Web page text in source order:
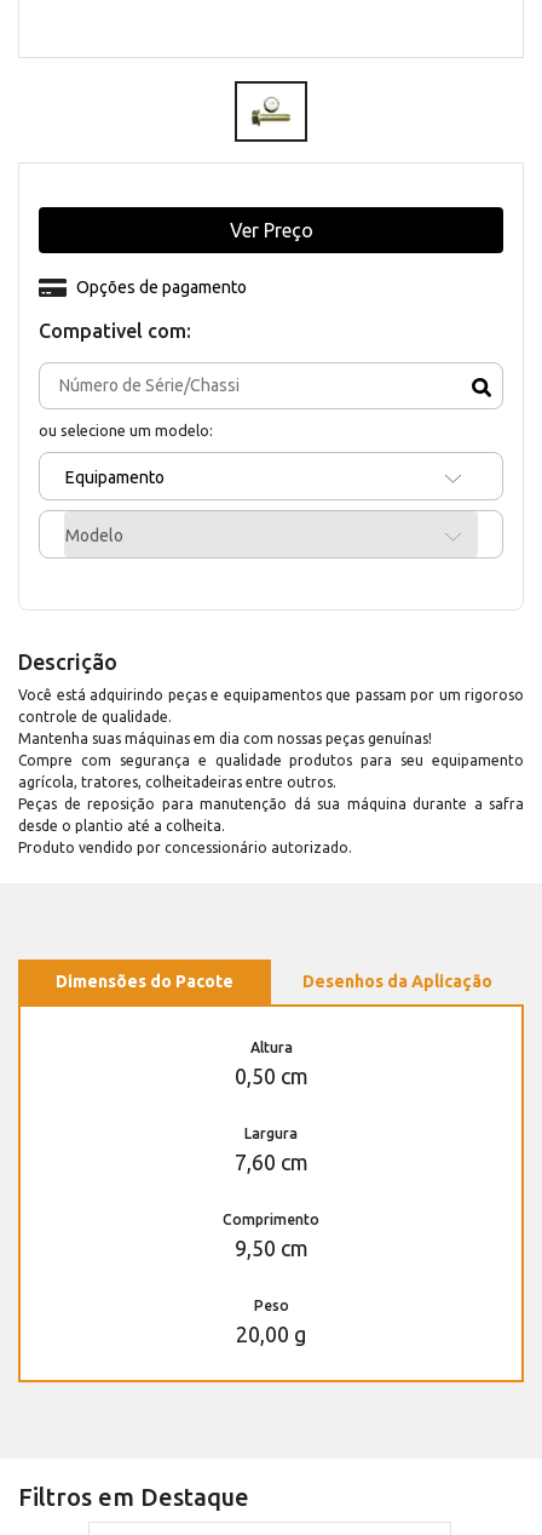
Compativel com:
ou selecione um modelo:
Equipamento
Modelo
Opções de pagamento
Ver Preço
Descrição
Você está adquirindo peças e equipamentos que passam por um rigoroso
controle de qualidade.
Mantenha suas máquinas em dia com nossas peças genuínas!
Compre com segurança e qualidade produtos para seu equipamento
agrícola, tratores, colheitadeiras entre outros.
Peças de reposição para manutenção dá sua máquina durante a safra
desde o plantio até a colheita.
Produto vendido por concessionário autorizado.
Dimensões do Pacote Desenhos da Aplicação
Altura
0,50 cm
Largura
7,60 cm
Comprimento
9,50 cm
Peso
20,00 g
Filtros em Destaque